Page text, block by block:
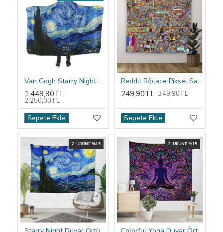
Van Gogh Starry Night Kapşonlu Battaniye
1.449,90TL
2.250,00TL
Sepete Ekle
Reddit R/place Piksel Sanatı Duvar Örtüsü
249,90TL 349,90TL
Sepete Ekle
2. ÜRÜNE %15 2. ÜRÜNE %15